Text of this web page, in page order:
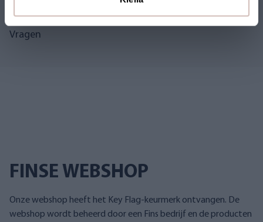
Vragen
FINSE WEBSHOP
Onze webshop heeft het Key Flag-keurmerk ontvangen. De
webshop wordt beheerd door een Fins bedrijf en de producten